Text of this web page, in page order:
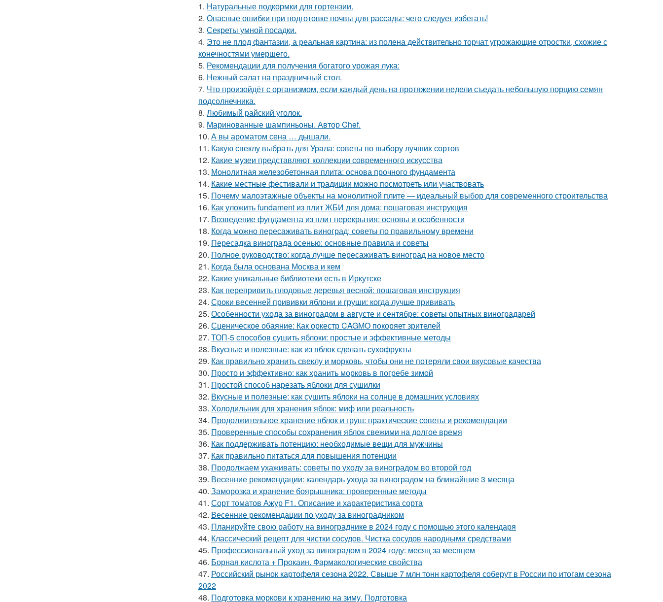
1. Натуральные подкормки для гортензии.
2. Опасные ошибки при подготовке почвы для рассады: чего следует избегать!
3. Секреты умной посадки.
4. Это не плод фантазии, а реальная картина: из полена действительно торчат угрожающие отростки, схожие с
конечностями умершего.
5. Рекомендации для получения богатого урожая лука:
6. Нежный салат на праздничный стол.
7. Что произойдёт с организмом, если каждый день на протяжении недели съедать небольшую порцию семян
подсолнечника.
8. Любимый райский уголок.
9. Маринованные шампиньоны. Автор Chef.
10. А вы ароматом сена … дышали.
11. Какую свеклу выбрать для Урала: советы по выбору лучших сортов
12. Какие музеи представляют коллекции современного искусства
13. Монолитная железобетонная плита: основа прочного фундамента
14. Какие местные фестивали и традиции можно посмотреть или участвовать
15. Почему малоэтажные объекты на монолитной плите — идеальный выбор для современного строительства
16. Как уложить fundament из плит ЖБИ для дома: пошаговая инструкция
17. Возведение фундамента из плит перекрытия: основы и особенности
18. Когда можно пересаживать виноград: советы по правильному времени
19. Пересадка винограда осенью: основные правила и советы
20. Полное руководство: когда лучше пересаживать виноград на новое место
21. Когда была основана Москва и кем
22. Какие уникальные библиотеки есть в Иркутске
23. Как перепривить плодовые деревья весной: пошаговая инструкция
24. Сроки весенней прививки яблони и груши: когда лучше прививать
25. Особенности ухода за виноградом в августе и сентябре: советы опытных виноградарей
26. Сценическое обаяние: Как оркестр CAGMO покоряет зрителей
27. ТОП-5 способов сушить яблоки: простые и эффективные методы
28. Вкусные и полезные: как из яблок сделать сухофрукты
29. Как правильно хранить свеклу и морковь, чтобы они не потеряли свои вкусовые качества
30. Просто и эффективно: как хранить морковь в погребе зимой
31. Простой способ нарезать яблоки для сушилки
32. Вкусные и полезные: как сушить яблоки на солнце в домашних условиях
33. Холодильник для хранения яблок: миф или реальность
34. Продолжительное хранение яблок и груш: практические советы и рекомендации
35. Проверенные способы сохранения яблок свежими на долгое время
36. Как поддерживать потенцию: необходимые вещи для мужчины
37. Как правильно питаться для повышения потенции
38. Продолжаем ухаживать: советы по уходу за виноградом во второй год
39. Весенние рекомендации: календарь ухода за виноградом на ближайшие 3 месяца
40. Заморозка и хранение боярышника: проверенные методы
41. Сорт томатов Ажур F1. Описание и характеристика сорта
42. Весенние рекомендации по уходу за виноградником
43. Планируйте свою работу на винограднике в 2024 году с помощью этого календаря
44. Классический рецепт для чистки сосудов. Чистка сосудов народными средствами
45. Профессиональный уход за виноградом в 2024 году: месяц за месяцем
46. Борная кислота + Прокаин. Фармакологические свойства
47. Российский рынок картофеля сезона 2022. Свыше 7 млн тонн картофеля соберут в России по итогам сезона
2022
48. Подготовка моркови к хранению на зиму. Подготовка